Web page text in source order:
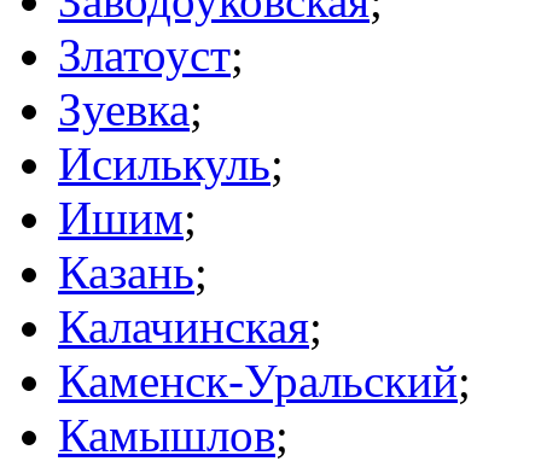
Златоуст;
Зуевка;
Исилькуль;
Ишим;
Казань;
Калачинская;
Каменск-Уральский;
Камышлов;